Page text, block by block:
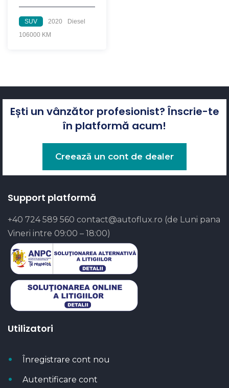
SUV 2020
Diesel
106000 KM
Ești un vânzător profesionist? Înscrie-te
în platformă acum!
Creează un cont de dealer
Support platformă
+40 724 589 560 contact@autoflux.ro (de Luni pana
Vineri intre 09:00 – 18:00)
Utilizatori
Înregistrare cont nou
Autentificare cont